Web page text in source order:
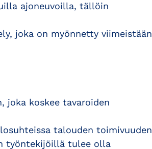
ajoneuvoilla, tällöin
joka on myönnetty viimeistään
joka koskee tavaroiden
talouden toimivuuden
työntekijöillä tulee olla